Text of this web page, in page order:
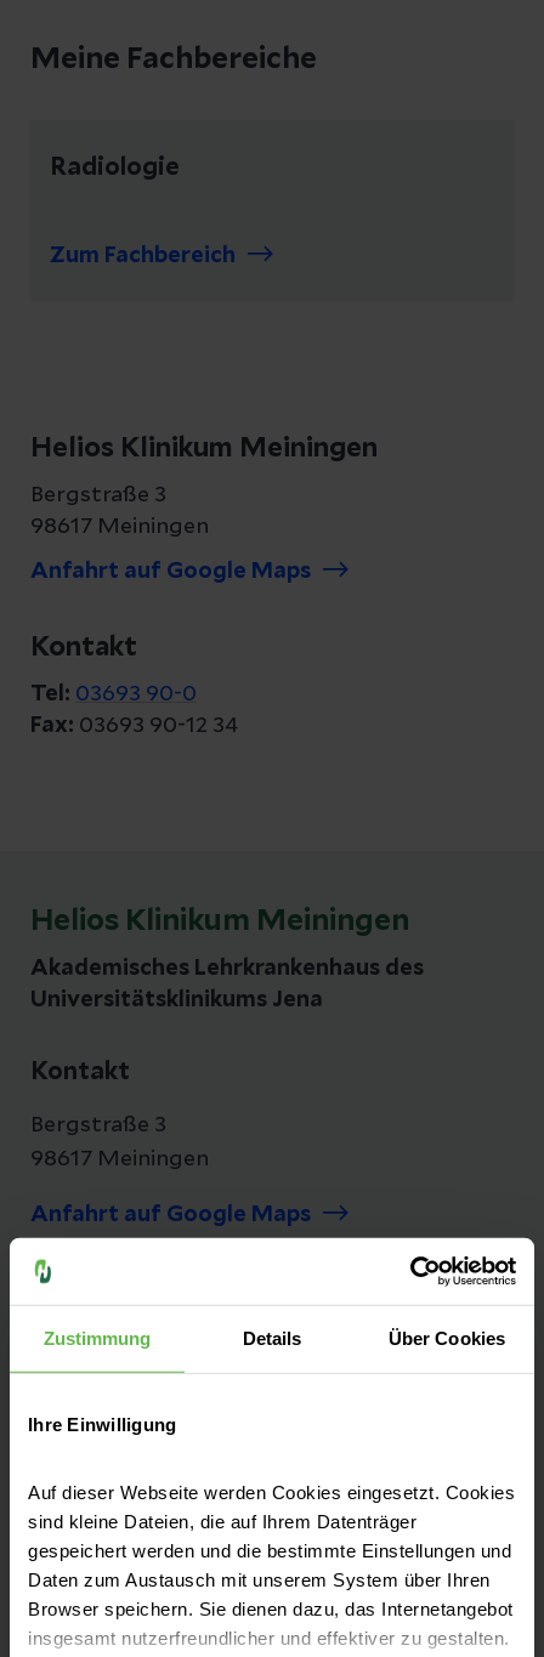
Zustimmung Details Über Cookies
Ihre Einwilligung
Auf dieser Webseite werden Cookies eingesetzt. Cookies
sind kleine Dateien, die auf Ihrem Datenträger
gespeichert werden und die bestimmte Einstellungen und
Daten zum Austausch mit unserem System über Ihren
Browser speichern. Sie dienen dazu, das Internetangebot
insgesamt nutzerfreundlicher und effektiver zu gestalten.
Meine Fachbereiche
Radiologie
Zum Fachbereich
Helios Klinikum Meiningen
Bergstraße 3
98617 Meiningen
Anfahrt auf Google Maps
Kontakt
Tel: 03693 90-0
Fax: 03693 90-12 34
Helios Klinikum Meiningen
Akademisches Lehrkrankenhaus des
Universitätsklinikums Jena
Kontakt
Bergstraße 3
98617 Meiningen
Anfahrt auf Google Maps
Tel:
Patienten aus Südthüringen auf dem Berg in
Dreißigacker. Das Helios Klinikum Meiningen
ist ein Akutkrankenhaus mit regionaler und
überregionaler Versorgung und
Akademisches Lehrkrankenhaus des